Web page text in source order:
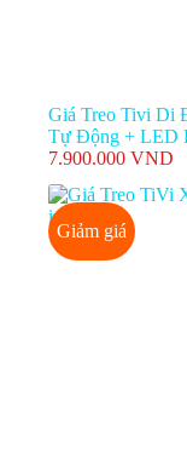
Giá Treo Tivi Di
Tự Động + LED
7.900.000 VND
Giảm giá